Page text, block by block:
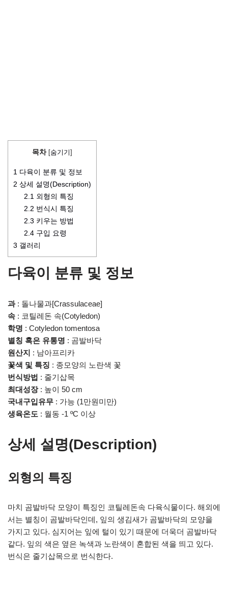
목차 [숨기기]
1 다육이 분류 및 정보
2 상세 설명(Description)
2.1 외형의 특징
2.2 번식시 특징
2.3 키우는 방법
2.4 구입 요령
3 갤러리
다육이 분류 및 정보
과: 돌나물과[Crassulaceae]
속 : 코틸레돈 속(Cotyledon)
학명 : Cotyledon tomentosa
별칭 혹은 유통명 : 곰발바닥
원산지 : 남아프리카
꽃색 및 특징 : 종모양의 노란색 꽃
번식방법 : 줄기삽목
최대성장: 높이 50 cm
국내구입유무 : 가능 (1만원미만)
생육온도 : 월동 -1 ºC 이상
상세 설명(Description)
외형의 특징
마치 곰발바닥 모양이 특징인 코틸레돈속 다육식물이다. 해외에
서는 별칭이 곰발바닥인데, 잎의 생김새가 곰발바닥의 모양을
가지고 있다. 심지어는 잎에 털이 있기 때문에 더욱더 곰발바닥
같다. 잎의 색은 옆은 녹색과 노란색이 혼합된 색을 띄고 있다.
번식은 줄기삽목으로 번식한다.